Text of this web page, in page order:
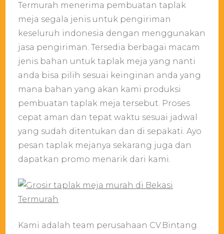
Termurah menerima pembuatan taplak
meja segala jenis untuk pengiriman
keseluruh indonesia dengan menggunakan
jasa pengiriman. Tersedia berbagai macam
jenis bahan untuk taplak meja yang nanti
anda bisa pilih sesuai keinginan anda yang
mana bahan yang akan kami produksi
pembuatan taplak meja tersebut. Proses
cepat aman dan tepat waktu sesuai jadwal
yang sudah ditentukan dan di sepakati. Ayo
pesan taplak mejanya sekarang juga dan
dapatkan promo menarik dari kami.
Kami adalah team perusahaan CV.Bintang